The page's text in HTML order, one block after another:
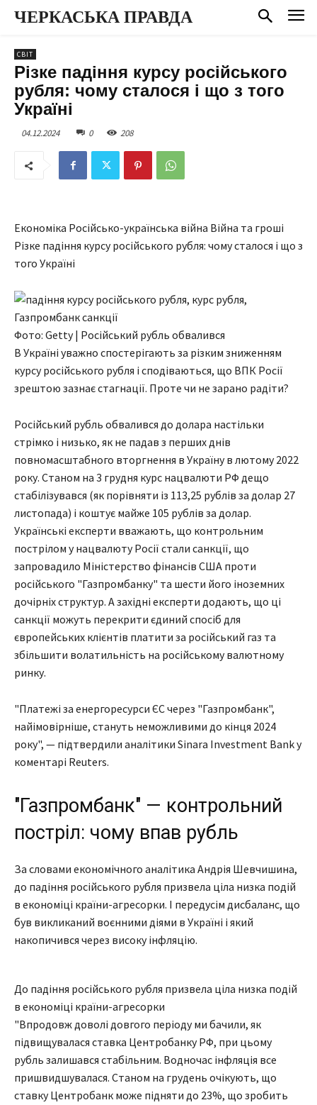
ЧЕРКАСЬКА ПРАВДА
СВІТ
Різке падіння курсу російського
рубля: чому сталося і що з того
Україні
04.12.2024 0 208
Економіка Російсько-українська війна Війна та гроші
Різке падіння курсу російського рубля: чому сталося і що з
того Україні
Фото: Getty | Російський рубль обвалився
В Україні уважно спостерігають за різким зниженням
курсу російського рубля і сподіваються, що ВПК Росії
зрештою зазнає стагнації. Проте чи не зарано радіти?
Російський рубль обвалився до долара настільки
стрімко і низько, як не падав з перших днів
повномасштабного вторгнення в Україну в лютому 2022
року. Станом на 3 грудня курс нацвалюти РФ дещо
стабілізувався (як порівняти із 113,25 рублів за долар 27
листопада) і коштує майже 105 рублів за долар.
Українські експерти вважають, що контрольним
пострілом у нацвалюту Росії стали санкції, що
запровадило Міністерство фінансів США проти
російського "Газпромбанку" та шести його іноземних
дочірніх структур. А західні експерти додають, що ці
санкції можуть перекрити єдиний спосіб для
європейських клієнтів платити за російський газ та
збільшити волатильність на російському валютному
ринку.
"Платежі за енергоресурси ЄС через "Газпромбанк",
найімовірніше, стануть неможливими до кінця 2024
року", — підтвердили аналітики Sinara Investment Bank у
коментарі Reuters.
"Газпромбанк" — контрольний
постріл: чому впав рубль
За словами економічного аналітика Андрія Шевчишина,
до падіння російського рубля призвела ціла низка подій
в економіці країни-агресорки. І передусім дисбаланс, що
був викликаний воєнними діями в Україні і який
накопичився через високу інфляцію.
До падіння російського рубля призвела ціла низка подій
в економіці країни-агресорки
"Впродовж доволі довгого періоду ми бачили, як
підвищувалася ставка Центробанку РФ, при цьому
рубль залишався стабільним. Водночас інфляція все
пришвидшувалася. Станом на грудень очікують, що
ставку Центробанк може підняти до 23%, що зробить